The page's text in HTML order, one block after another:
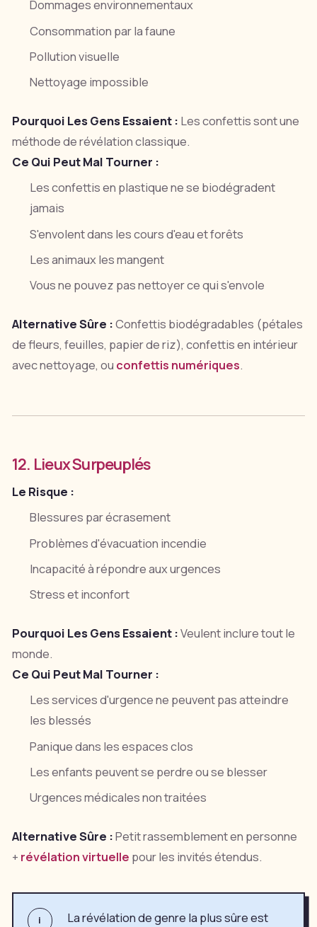
Dommages environnementaux
Consommation par la faune
Pollution visuelle
Nettoyage impossible
Pourquoi Les Gens Essaient : Les confettis sont une
méthode de révélation classique.
Ce Qui Peut Mal Tourner :
Les confettis en plastique ne se biodégradent
jamais
S'envolent dans les cours d'eau et forêts
Les animaux les mangent
Vous ne pouvez pas nettoyer ce qui s'envole
Alternative Sûre :Confettis biodégradables (pétales
de fleurs, feuilles, papier de riz), confettis en intérieur
avec nettoyage, ou confettis numériques.
12. Lieux Surpeuplés
Le Risque :
Blessures par écrasement
Problèmes d'évacuation incendie
Incapacité à répondre aux urgences
Stress et inconfort
Pourquoi Les Gens Essaient :Veulent inclure tout le
monde.
Ce Qui Peut Mal Tourner :
Les services d'urgence ne peuvent pas atteindre
les blessés
Panique dans les espaces clos
Les enfants peuvent se perdre ou se blesser
Urgences médicales non traitées
Alternative Sûre :Petit rassemblement en personne
+ révélation virtuelle pour les invités étendus.
i
La révélation de genre la plus sûre est